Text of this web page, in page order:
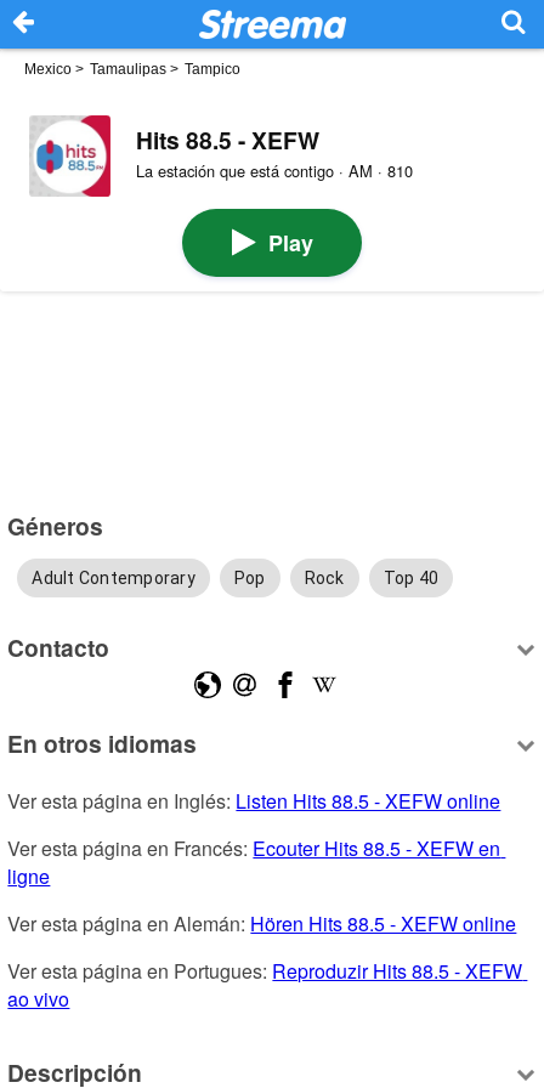
Mexico > Tamaulipas > Tampico
Hits 88.5 - XEFW
La estación que está contigo · AM · 810
Play
Géneros
Adult Contemporary Pop Rock Top 40
Contacto
En otros idiomas
Ver esta página en Inglés: Listen Hits 88.5 - XEFW online
Ver esta página en Francés: Ecouter Hits 88.5 - XEFW en
ligne
Ver esta página en Alemán: Hören Hits 88.5 - XEFW online
Ver esta página en Portugues: Reproduzir Hits 88.5 - XEFW
ao vivo
Descripción